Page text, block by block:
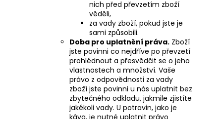
nich před převzetím zboží
věděli,
za vady zboží, pokud jste je
sami způsobili.
Doba pro uplatnění práva. Zboží
jste povinni co nejdříve po převzetí
prohlédnout a přesvědčit se o jeho
vlastnostech a množství. Vaše
právo z odpovědnosti za vady
zboží jste povinni u nás uplatnit bez
zbytečného odkladu, jakmile zjistíte
jakékoli vady. U potravin, jako je
káva, je nutné uplatnit právo